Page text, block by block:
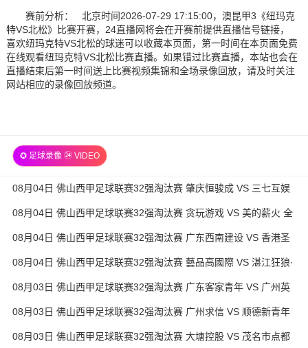
赛前分析： 北京时间2026-07-29 17:15:00，澳昆甲3《纽玛克
特VS北松》比赛开赛，24直播网将会在开赛前提供直播信号链接，
喜欢纽玛克特VS北松的球迷可以收藏本页面，第一时间在本页面免费
在线观看纽玛克特VS北松比赛直播。如果错过比赛直播，本站也会在
直播结束后第一时间送上比赛视频集锦和全场录像回放，请及时关注
网站相应的录像回放频道。
✪ 足球录像 ㉔ VIDEO
08月04日 佛山西甲足球联赛32强淘汰赛 肇庆恒骏成 VS 三七互娱
全场录像
08月04日 佛山西甲足球联赛32强淘汰赛 贪玩游戏 VS 美的薪火 全
场录像
08月04日 佛山西甲足球联赛32强淘汰赛 广东西南建设 VS 香港圣
徒 全场录像
08月04日 佛山西甲足球联赛32强淘汰赛 藝品高國際 VS 湛江狂狼·
粵辉能源 全场录像
08月03日 佛山西甲足球联赛32强淘汰赛 广东客家青年 VS 广州英
华思力U17 全场录像
08月03日 佛山西甲足球联赛32强淘汰赛 广州求信 VS 顺德新青年
全场录像
08月03日 佛山西甲足球联赛32强淘汰赛 大塘控股 VS 茂名市点都